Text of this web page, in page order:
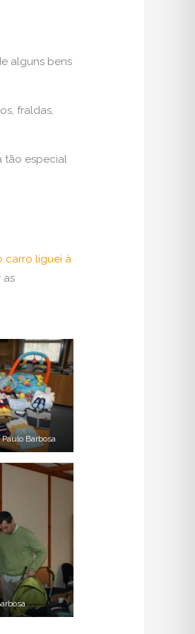
alguns bens
fraldas,
tão especial
carro liguei à
as
Barbosa